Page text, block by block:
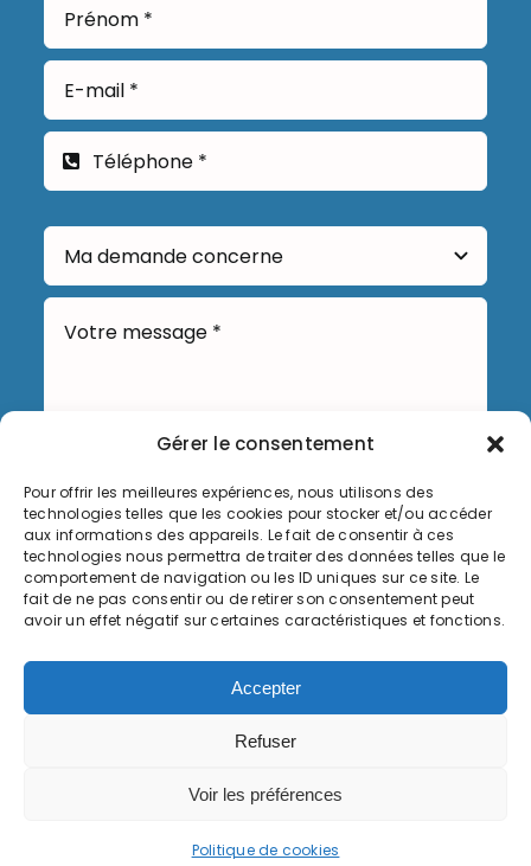
Gérer le consentement
Pour offrir les meilleures expériences, nous utilisons des
technologies telles que les cookies pour stocker et/ou accéder
aux informations des appareils. Le fait de consentir à ces
technologies nous permettra de traiter des données telles que le
comportement de navigation ou les ID uniques sur ce site. Le
fait de ne pas consentir ou de retirer son consentement peut
avoir un effet négatif sur certaines caractéristiques et fonctions.
Accepter
Refuser
Voir les préférences
Politique de cookies
Envoyer
Informations légales
Politique de cookies (UE)
tous droits réservés